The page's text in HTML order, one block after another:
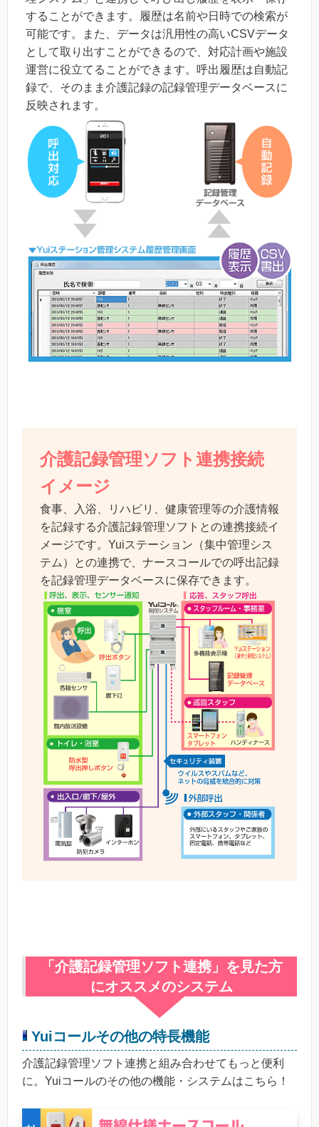
することができます。履歴は名前や日時での検索が
可能です。また、データは汎用性の高いCSVデータ
として取り出すことができるので、対応計画や施設
運営に役立てることができます。呼出履歴は自動記
録で、そのまま介護記録の記録管理データベースに
反映されます。
介護記録管理ソフト連携接続
イメージ
食事、入浴、リハビリ、健康管理等の介護情報
を記録する介護記録管理ソフトとの連携接続イ
メージです。Yuiステーション（集中管理シス
テム）との連携で、ナースコールでの呼出記録
を記録管理データベースに保存できます。
「介護記録管理ソフト連携」を見た方
にオススメのシステム
Yuiコールその他の特長機能
介護記録管理ソフト連携と組み合わせてもっと便利
に。Yuiコールのその他の機能・システムはこちら！